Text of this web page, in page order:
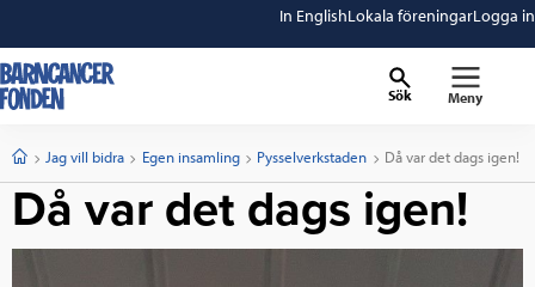
In EnglishLokala föreningarLogga in
Sök Meny
StartJag vill bidra Egen insamling Pysselverkstaden Current:
Då var det dags igen!
Då var det dags igen!